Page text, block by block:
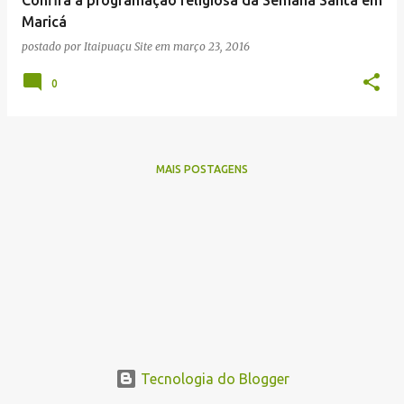
Maricá
postado por Itaipuaçu Site em março 23, 2016
0
MAIS POSTAGENS
Tecnologia do Blogger